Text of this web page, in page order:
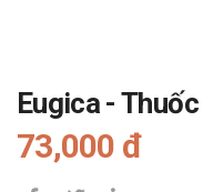
Eugica -
73,000 đ